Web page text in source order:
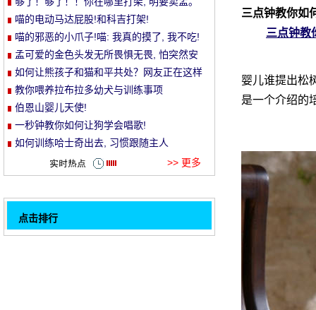
et
三点钟教你如
三点钟教
婴儿谁提出松
是一个介绍的
喵的电动马达屁股!和科吉打架!
喵的邪恶的小爪子!喵: 我真的摸了, 我不吃!
孟可爱的金色头发无所畏惧无畏, 怕突然安
静的空气
如何让熊孩子和猫和平共处？网友正在这样
做..。婴孩必须被充电送..。
教你喂养拉布拉多幼犬与训练事项
伯恩山婴儿天使!
一秒钟教你如何让狗学会唱歌!
如何训练哈士奇出去, 习惯跟随主人
>> 更多
点击排行